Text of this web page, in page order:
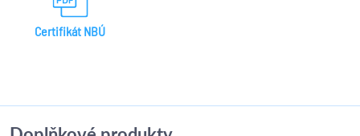
Certifikát NBÚ